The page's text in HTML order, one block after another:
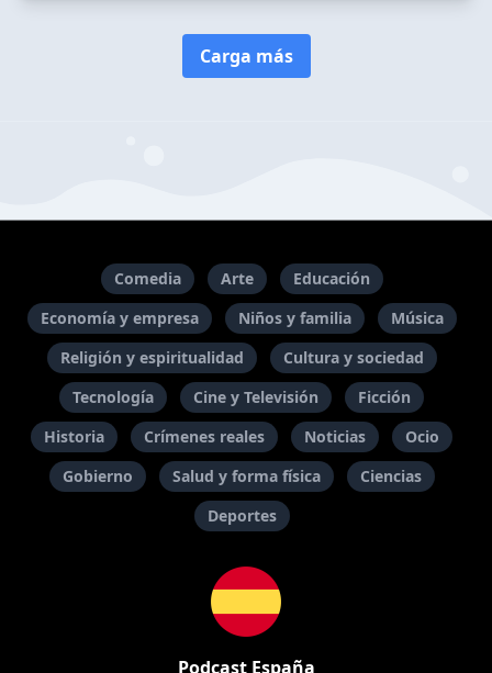
Carga más
Comedia Arte
Educación
Economía y empresa
Niños y familia
Música
Religión y espiritualidad
Cultura y sociedad
Tecnología
Cine y Televisión
Ficción
Historia
Crímenes reales Noticias
Ocio
Gobierno
Salud y forma física
Ciencias
Deportes
Podcast España